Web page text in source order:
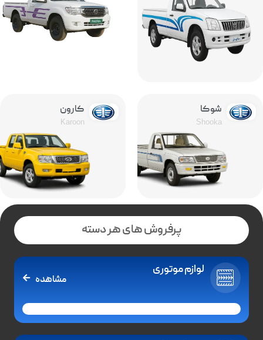
شوکا
Shooka
کارون
Karoon
پرفروش های هر دسته
لوازم موتوری
مشاهده